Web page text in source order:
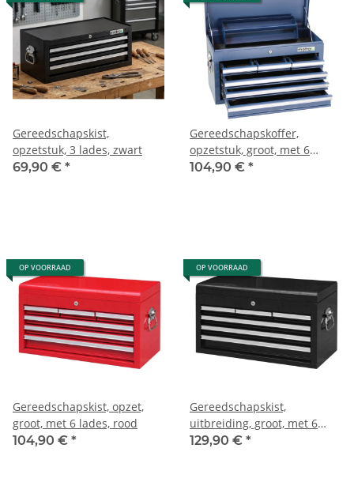
Gereedschapskist,
opzetstuk, 3 lades, zwart
69,90 € *
Gereedschapskoffer,
opzetstuk, groot, met 6
laden, blauw
104,90 € *
OP VOORRAAD
Gereedschapskist, opzet,
groot, met 6 lades, rood
104,90 € *
OP VOORRAAD
Gereedschapskist,
uitbreiding, groot, met 6
lades, zwart
129,90 € *